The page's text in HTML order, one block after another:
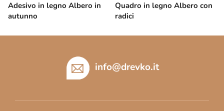
Adesivo in legno Albero in
autunno
Quadro in legno Albero con
radici
info@drevko.it